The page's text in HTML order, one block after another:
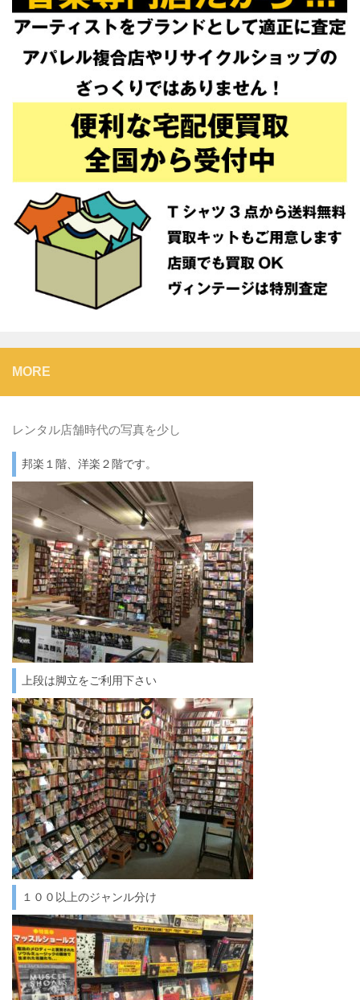
MORE
レンタル店舗時代の写真を少し
邦楽１階、洋楽２階です。
上段は脚立をご利用下さい
１００以上のジャンル分け